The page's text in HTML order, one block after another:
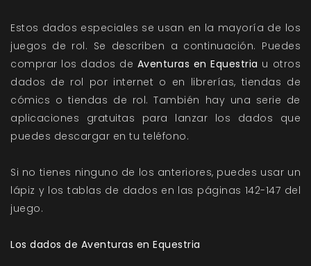
Estos dados especiales se usan en la mayoría de los
juegos de rol. Se describen a continuación. Puedes
comprar los dados de Aventuras en Equestria u otros
dados de rol por internet o en librerías, tiendas de
cómics o tiendas de rol. También hay una serie de
aplicaciones gratuitas para lanzar los dados que
puedes descargar en tu teléfono.
Si no tienes ninguno de los anteriores, puedes usar un
lápiz y los tablas de dados en las páginas 142-147 del
juego.
Los dados de Aventuras en Equestria